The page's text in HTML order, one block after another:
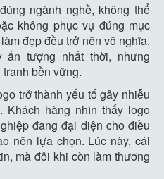
ngành nghề, không thể
không phục vụ đúng mục
đẹp đều trở nên vô nghĩa.
ấn tượng nhất thời, nhưng
bền vững.
trở thành yếu tố gây nhiễu
hàng nhìn thấy logo
đang đại diện cho điều
nên lựa chọn. Lúc này, cái
mà đôi khi còn làm thương